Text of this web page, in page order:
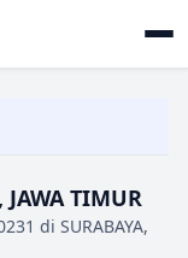
JAWA TIMUR
di SURABAYA,